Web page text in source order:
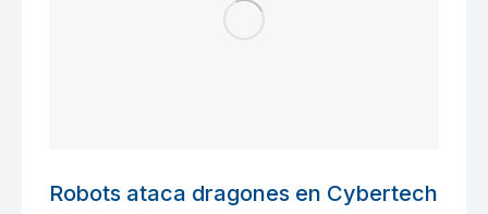
Robots ataca dragones en Cybertech